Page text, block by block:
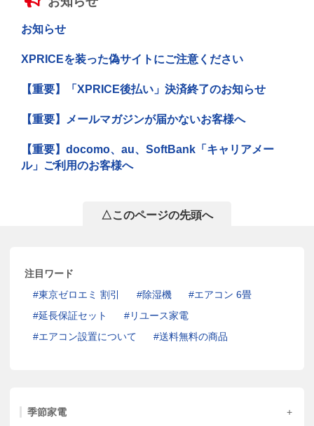
お知らせ
XPRICEを装った偽サイトにご注意ください
【重要】「XPRICE後払い」決済終了のお知らせ
【重要】メールマガジンが届かないお客様へ
【重要】docomo、au、SoftBank「キャリアメー
ル」ご利用のお客様へ
△このページの先頭へ
注目ワード
東京ゼロエミ 割引
除湿機
エアコン 6畳
延長保証セット
リユース家電
エアコン設置について
送料無料の商品
季節家電